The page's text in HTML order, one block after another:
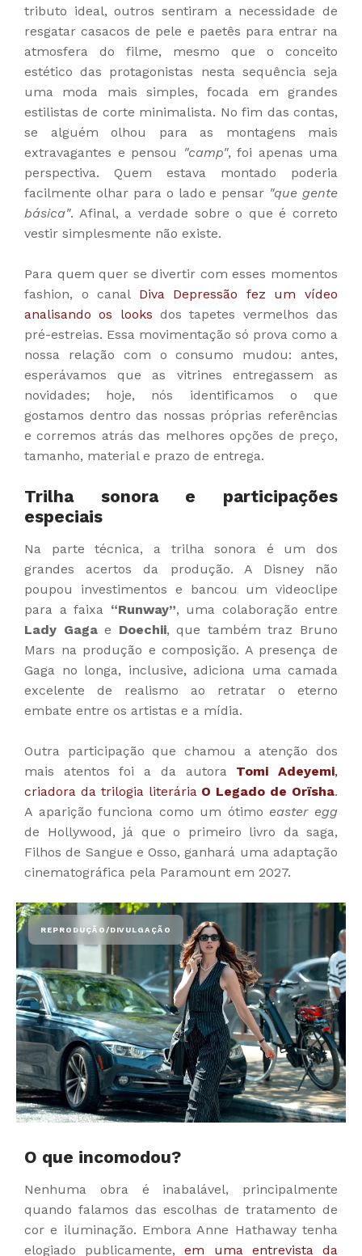
tributo ideal, outros sentiram a necessidade de
resgatar casacos de pele e paetês para entrar na
atmosfera do filme, mesmo que o conceito
estético das protagonistas nesta sequência seja
uma moda mais simples, focada em grandes
estilistas de corte minimalista. No fim das contas,
se alguém olhou para as montagens mais
extravagantes e pensou
"camp", foi apenas uma
perspectiva. Quem estava montado poderia
facilmente olhar para o lado e pensar "que gente
básica". Afinal, a verdade sobre o que é correto
vestir simplesmente não existe.
Para quem quer se divertir com esses momentos
fashion, o canal Diva Depressão fez um vídeo
analisando os looks dos tapetes vermelhos das
pré-estreias. Essa movimentação só prova como a
nossa relação com o consumo mudou: antes,
esperávamos que as vitrines entregassem as
novidades; hoje, nós identificamos o que
gostamos dentro das nossas próprias referências
e corremos atrás das melhores opções de preço,
tamanho, material e prazo de entrega.
Trilha sonora e participações
especiais
Na parte técnica, a trilha sonora é um dos
grandes acertos da produção. A Disney não
poupou investimentos e bancou um videoclipe
para a faixa “Runway”, uma colaboração entre
Lady Gagae Doechii, que também traz Bruno
Mars na produção e composição. A presença de
Gaga no longa, inclusive, adiciona uma camada
excelente de realismo ao retratar o eterno
embate entre os artistas e a mídia.
Outra participação que chamou a atenção dos
mais atentos foi a da autora Tomi Adeyemi,
criadora da trilogia literária O Legado de Orïsha.
A aparição funciona como um ótimo easter egg
de Hollywood, já que o primeiro livro da saga,
Filhos de Sangue e Osso, ganhará uma adaptação
cinematográfica pela Paramount em 2027.
O que incomodou?
Nenhuma obra é inabalável, principalmente
quando falamos das escolhas de tratamento de
cor e iluminação. Embora Anne Hathaway tenha
elogiado publicamente,em uma entrevista da